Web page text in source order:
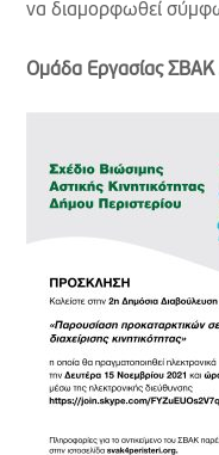
να διαμορφωθεί
Ομάδα Εργασίας ΣΒΑΚ